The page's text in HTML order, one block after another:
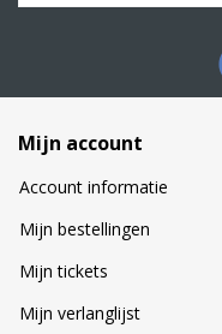
Mijn account
Account informatie
Mijn bestellingen
Mijn tickets
Mijn verlanglijst